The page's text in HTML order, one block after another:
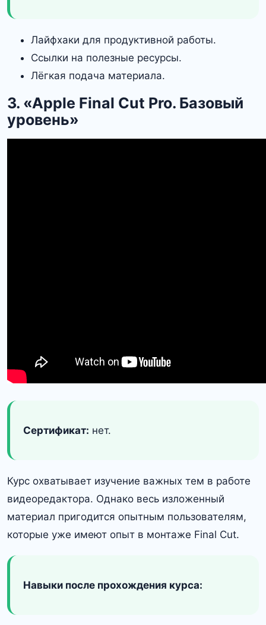
Лайфхаки для продуктивной работы.
Ссылки на полезные ресурсы.
Лёгкая подача материала.
3. «‎Apple Final Cut Pro. Базовый
уровень»
Сертификат: нет.
Курс охватывает изучение важных тем в работе
видеоредактора. Однако весь изложенный
материал пригодится опытным пользователям,
которые уже имеют опыт в монтаже Final Cut.
Навыки после прохождения курса: